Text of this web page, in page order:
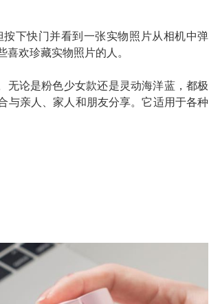
下快门并看到一张实物照片从相机中弹
欢珍藏实物照片的人。
无论是粉色少女款还是灵动海洋蓝，都极
与亲人、家人和朋友分享。它适用于各种